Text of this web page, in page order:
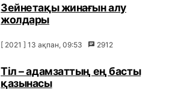
Зейнетақы жинағын алу
жолдары
[ 2021 ] 13 ақпан, 09:53 2912
Тіл – адамзаттың ең басты
қазынасы